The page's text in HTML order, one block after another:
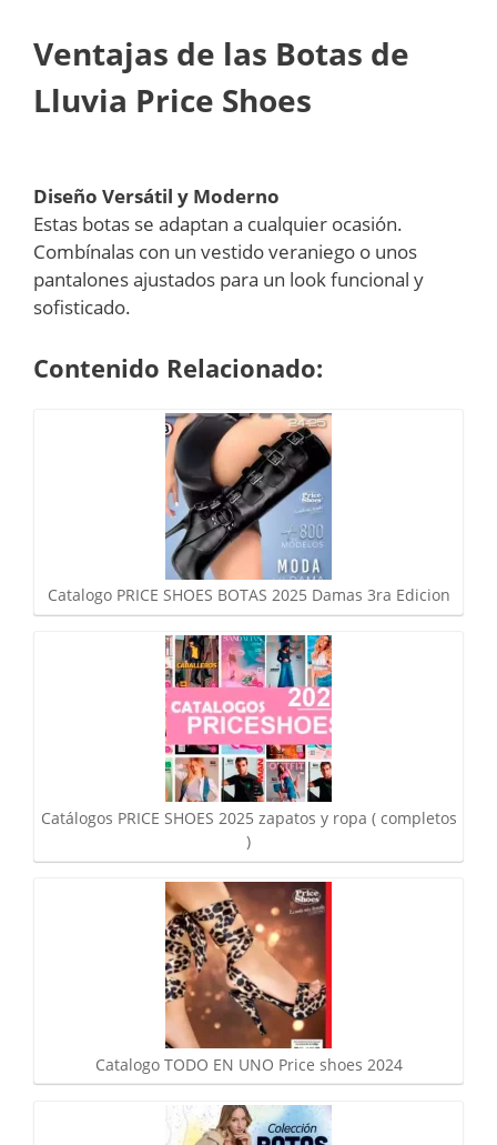
Ventajas de las Botas de
Lluvia Price Shoes
Diseño Versátil y Moderno
Estas botas se adaptan a cualquier ocasión.
Combínalas con un vestido veraniego o unos
pantalones ajustados para un look funcional y
sofisticado.
Contenido Relacionado:
Catalogo PRICE SHOES BOTAS 2025 Damas 3ra Edicion
Catálogos PRICE SHOES 2025 zapatos y ropa ( completos
)
Catalogo TODO EN UNO Price shoes 2024